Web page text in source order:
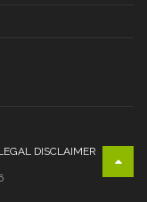
DISCLAIMER